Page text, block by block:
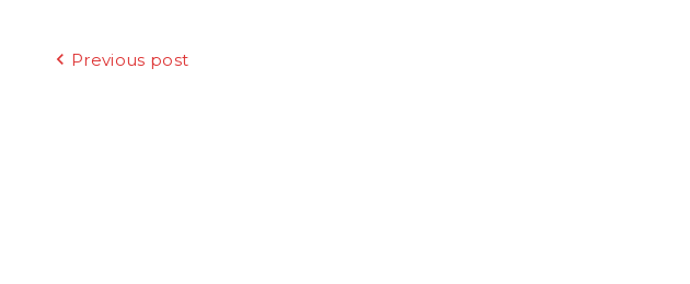
Beitragsnavigation
Previous post